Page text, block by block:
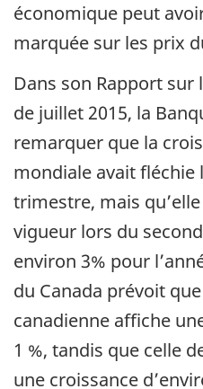
économique peut
marquée sur les prix
Dans son Rapport
de juillet 2015, la
remarquer que la
mondiale avait
trimestre, mais
vigueur lors du
environ 3% pour
du Canada prévoit
canadienne affiche
1 %, tandis que celle
une croissance